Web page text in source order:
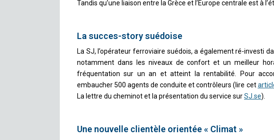
Tandis qu’une liaison entre la Grèce et l’Europe centrale est à
La succes-story suédoise
La SJ, l’opérateur ferroviaire suédois, a également ré-investi
notamment dans les niveaux de confort et un meilleur
fréquentation sur un an et atteint la rentabilité. Pour
embaucher 500 agents de conduite et contrôleurs (lire cet
La lettre du cheminot et la présentation du service surSJ.se).
Une nouvelle clientèle orientée « Climat »